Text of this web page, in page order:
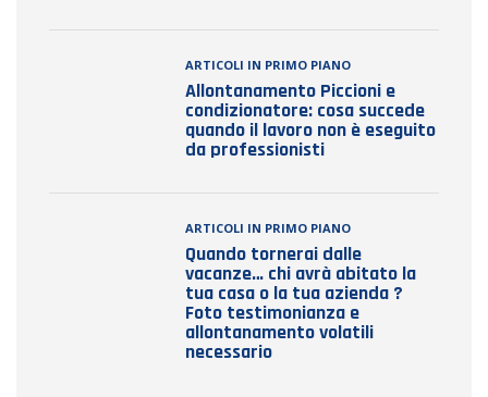
ARTICOLI IN PRIMO PIANO
Allontanamento Piccioni e
condizionatore: cosa succede
quando il lavoro non è eseguito
da professionisti
ARTICOLI IN PRIMO PIANO
Quando tornerai dalle
vacanze… chi avrà abitato la
tua casa o la tua azienda ?
Foto testimonianza e
allontanamento volatili
necessario